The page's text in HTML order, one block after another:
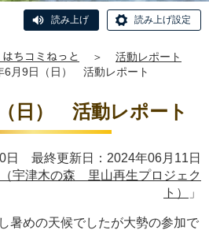
読み上げ 読み上げ設定
ちコミねっと ＞
活動レポート
6月9日（日） 活動レポート
日） 活動レポート
日 最終更新日：2024年06月11日
宇津木の森 里山再生プロジェク
ト）
」
暑めの天候でしたが大勢の参加で